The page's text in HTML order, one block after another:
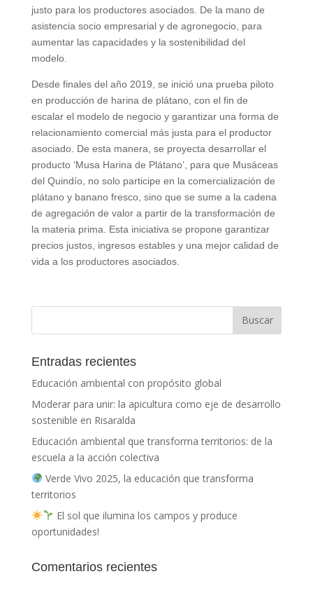
justo para los productores asociados. De la mano de
asistencia socio empresarial y de agronegocio, para
aumentar las capacidades y la sostenibilidad del
modelo.
Desde finales del año 2019, se inició una prueba piloto
en producción de harina de plátano, con el fin de
escalar el modelo de negocio y garantizar una forma de
relacionamiento comercial más justa para el productor
asociado. De esta manera, se proyecta desarrollar el
producto ‘Musa Harina de Plátano’, para que Musáceas
del Quindío, no solo participe en la comercialización de
plátano y banano fresco, sino que se sume a la cadena
de agregación de valor a partir de la transformación de
la materia prima. Esta iniciativa se propone garantizar
precios justos, ingresos estables y una mejor calidad de
vida a los productores asociados.
Entradas recientes
Educación ambiental con propósito global
Moderar para unir: la apicultura como eje de desarrollo
sostenible en Risaralda
Educación ambiental que transforma territorios: de la
escuela a la acción colectiva
Verde Vivo 2025, la educación que transforma
territorios
El sol que ilumina los campos y produce
oportunidades!
Comentarios recientes